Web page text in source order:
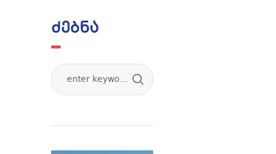
ძებნა